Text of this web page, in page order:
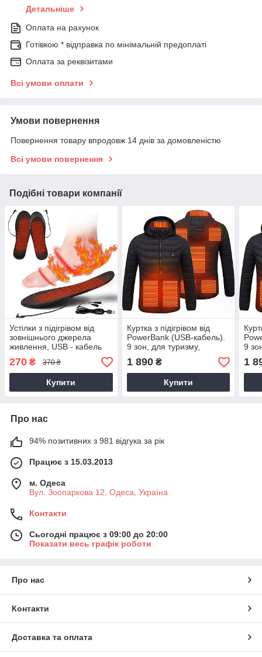
Детальніше
Оплата на рахунок
Готівкою * відправка по мінімальній предоплаті
Оплата за реквізитами
Всі умови оплати
Умови повернення
Повернення товару впродовж 14 днів за домовленістю
Всі умови повернення
Подібні товари компанії
Устілки з підігрівом від
зовнішнього джерела
живлення, USB - кабель
145 див. Всі розміри
270 ₴ 370 ₴
Купити
Куртка з підігрівом від
PowerBank (USB-кабель).
9 зон, для туризму,
риболовлі, активного
відпочинку, розмір 4XL
1 890₴
Купити
9
1
Про нас
94% позитивних з 981 відгука за рік
Працює з 15.03.2013
м. Одеса
Вул. Зоопаркова 12, Одеса, Україна
Контакти
Сьогодні працює з 09:00 до 20:00
Показати весь графік роботи
Про нас
Контакти
Доставка та оплата